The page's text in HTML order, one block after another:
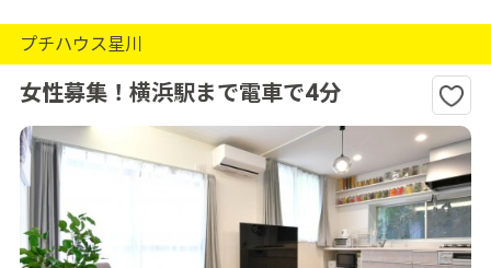
プチハウス星川
女性募集！横浜駅まで電車で4分